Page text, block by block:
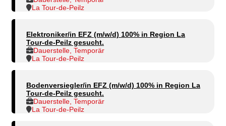
La Tour-de-Peilz
Elektroniker/in EFZ (m/w/d) 100% in Region La
Tour-de-Peilz gesucht.
Dauerstelle, Temporär
La Tour-de-Peilz
Bodenversiegler/in EFZ (m/w/d) 100% in Region La
Tour-de-Peilz gesucht.
Dauerstelle, Temporär
La Tour-de-Peilz